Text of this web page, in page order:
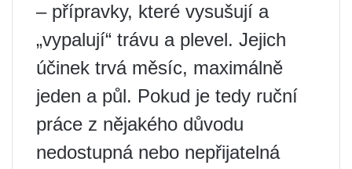
– přípravky, které vysušují a
„vypalují“ trávu a plevel. Jejich
účinek trvá měsíc, maximálně
jeden a půl. Pokud je tedy ruční
práce z nějakého důvodu
nedostupná nebo nepřijatelná